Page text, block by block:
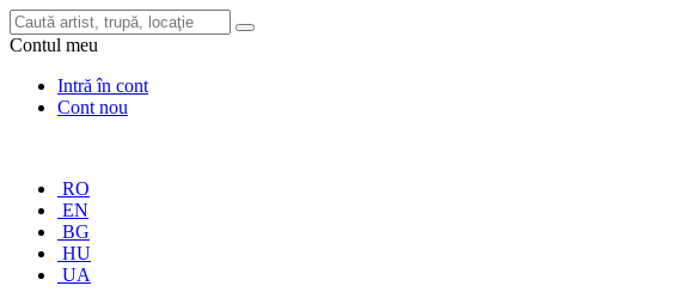
Contul meu
Intră în cont
Cont nou
RO
EN
BG
HU
UA